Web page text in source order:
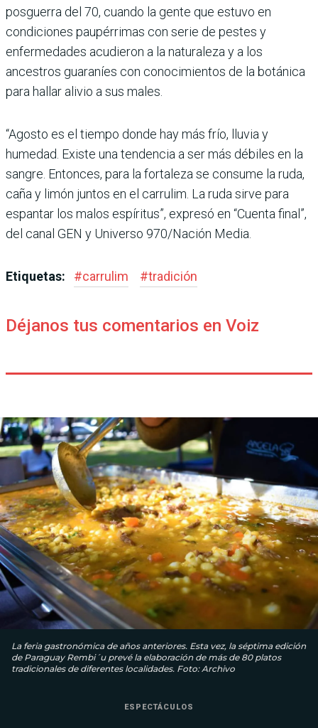
posguerra del 70, cuando la gente que estuvo en
condiciones paupérrimas con serie de pestes y
enfermedades acudieron a la naturaleza y a los
ancestros guaraníes con conocimientos de la botánica
para hallar alivio a sus males.
“Agosto es el tiempo donde hay más frío, lluvia y
humedad. Existe una tendencia a ser más débiles en la
sangre. Entonces, para la fortaleza se consume la ruda,
caña y limón juntos en el carrulim. La ruda sirve para
espantar los malos espíritus”, expresó en “Cuenta final”,
del canal GEN y Universo 970/Nación Media.
Etiquetas: #carrulim #tradición
Déjanos tus comentarios en Voiz
La feria gastronómica de años anteriores. Esta vez, la séptima edición
de Paraguay Rembi´u prevé la elaboración de más de 80 platos
tradicionales de diferentes localidades. Foto: Archivo
ESPECTÁCULOS